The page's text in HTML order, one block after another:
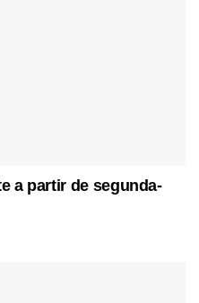
a partir de segunda-